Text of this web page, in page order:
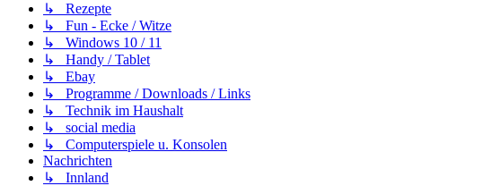
↳ Rezepte
↳ Fun - Ecke / Witze
↳ Windows 10 / 11
↳ Handy / Tablet
↳ Ebay
↳ Programme / Downloads / Links
↳ Technik im Haushalt
↳ social media
↳ Computerspiele u. Konsolen
Nachrichten
↳ Innland